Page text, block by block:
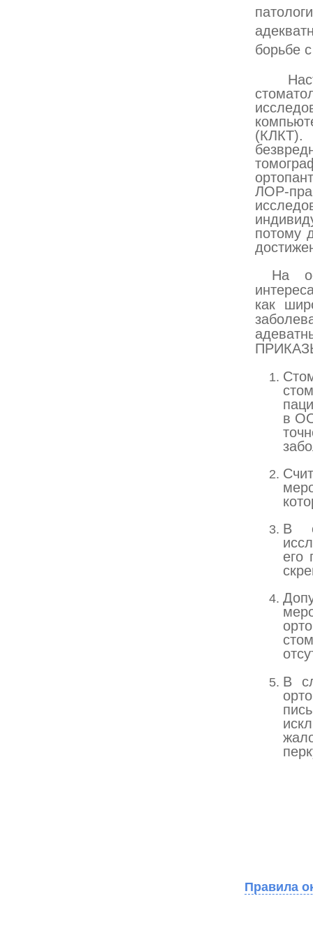
борьбе
ЛОР-
потому
На
как
в
В
его
В
Правила